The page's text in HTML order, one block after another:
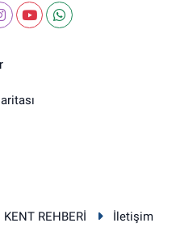
KENT REHBERİ
İletişim